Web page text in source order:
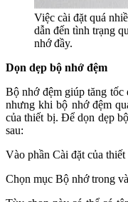
Việc cài đặt quá
dẫn đến tình trạng
nhớ đầy.
Dọn dẹp bộ nhớ đệm
Bộ nhớ đệm giúp tăng
nhưng khi bộ nhớ đệm
của thiết bị. Để dọn dẹp
sau:
Vào phần Cài đặt của thiết
Chọn mục Bộ nhớ trong